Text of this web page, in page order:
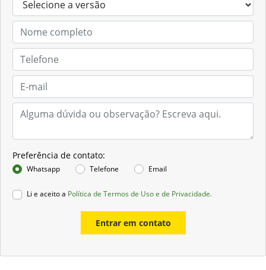
Preferência de contato:
Whatsapp Telefone Email
Li e aceito a Política de Termos de Uso e de Privacidade.
Entrar em contato